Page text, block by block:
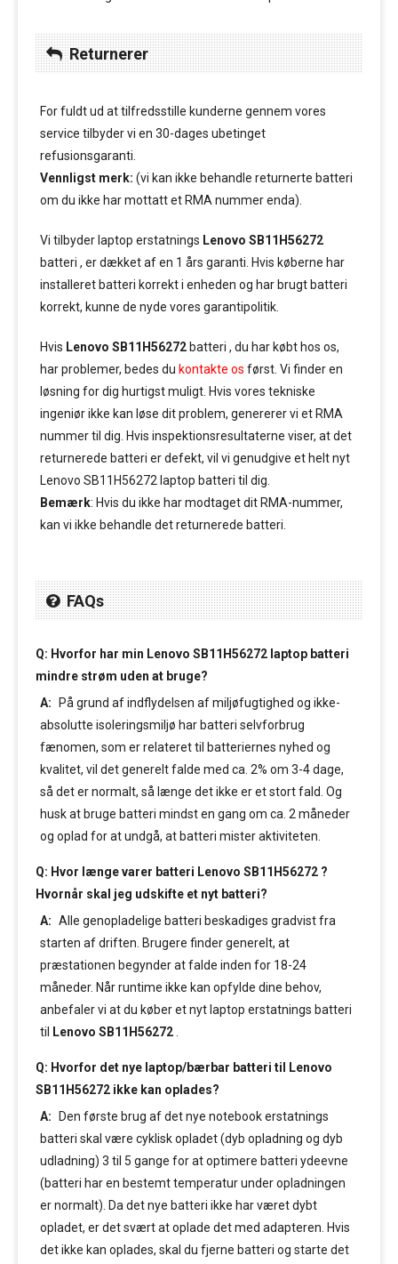
Returnerer
For fuldt ud at tilfredsstille kunderne gennem vores
service tilbyder vi en 30-dages ubetinget
refusionsgaranti.
Vennligst merk: (vi kan ikke behandle returnerte batteri
om du ikke har mottatt et RMA nummer enda).
Vi tilbyder laptop erstatnings Lenovo SB11H56272
batteri , er dækket af en 1 års garanti. Hvis køberne har
installeret batteri korrekt i enheden og har brugt batteri
korrekt, kunne de nyde vores garantipolitik.
Hvis Lenovo SB11H56272 batteri , du har købt hos os,
har problemer, bedes du kontakte os først. Vi finder en
løsning for dig hurtigst muligt. Hvis vores tekniske
ingeniør ikke kan løse dit problem, genererer vi et RMA
nummer til dig. Hvis inspektionsresultaterne viser, at det
returnerede batteri er defekt, vil vi genudgive et helt nyt
Lenovo SB11H56272 laptop batteri til dig.
Bemærk: Hvis du ikke har modtaget dit RMA-nummer,
kan vi ikke behandle det returnerede batteri.
FAQs
Q: Hvorfor har min Lenovo SB11H56272 laptop batteri
mindre strøm uden at bruge?
A:
På grund af indflydelsen af miljøfugtighed og ikke-
absolutte isoleringsmiljø har batteri selvforbrug
fænomen, som er relateret til batteriernes nyhed og
kvalitet, vil det generelt falde med ca. 2% om 3-4 dage,
så det er normalt, så længe det ikke er et stort fald. Og
husk at bruge batteri mindst en gang om ca. 2 måneder
og oplad for at undgå, at batteri mister aktiviteten.
Q: Hvor længe varer batteri Lenovo SB11H56272 ?
Hvornår skal jeg udskifte et nyt batteri?
A: Alle genopladelige batteri beskadiges gradvist fra
starten af driften. Brugere finder generelt, at
præstationen begynder at falde inden for 18-24
måneder. Når runtime ikke kan opfylde dine behov,
anbefaler vi at du køber et nyt laptop erstatnings batteri
til
Lenovo SB11H56272
Q: Hvorfor det nye laptop/bærbar batteri til Lenovo
SB11H56272 ikke kan oplades?
A:
Den første brug af det nye notebook erstatnings
batteri skal være cyklisk opladet (dyb opladning og dyb
udladning) 3 til 5 gange for at optimere batteri ydeevne
(batteri har en bestemt temperatur under opladningen
er normalt). Da det nye batteri ikke har været dybt
opladet, er det svært at oplade det med adapteren. Hvis
det ikke kan oplades, skal du fjerne batteri og starte det